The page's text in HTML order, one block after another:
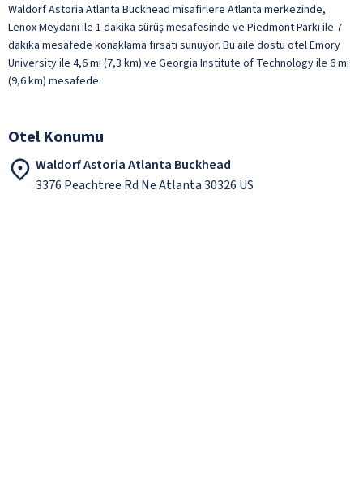
Waldorf Astoria Atlanta Buckhead misafirlere Atlanta merkezinde,
Lenox Meydanı ile 1 dakika sürüş mesafesinde ve Piedmont Parkı ile 7
dakika mesafede konaklama fırsatı sunuyor. Bu aile dostu otel Emory
University ile 4,6 mi (7,3 km) ve Georgia Institute of Technology ile 6 mi
(9,6 km) mesafede.
Otel Konumu
Waldorf Astoria Atlanta Buckhead
3376 Peachtree Rd Ne Atlanta 30326 US